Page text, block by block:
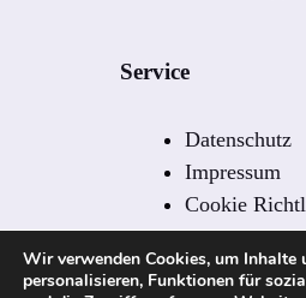
Service
Datenschutz
Impressum
Cookie
Redaktion
Wir verwenden Cookies, um Inhalte
personalisieren, Funktionen für